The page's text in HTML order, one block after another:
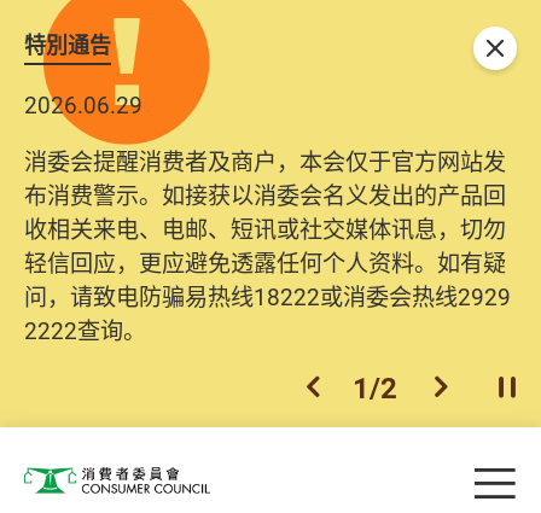
特別通告
2026.06.29
消委会提醒消费者及商户，本会仅于官方网站发
布消费警示。如接获以消委会名义发出的产品回
收相关来电、电邮、短讯或社交媒体讯息，切勿
轻信回应，更应避免透露任何个人资料。如有疑
问，请致电防骗易热线18222或消委会热线2929
2222查询。
上一个
1/2 下一个开
关闭
消费者委员会 目